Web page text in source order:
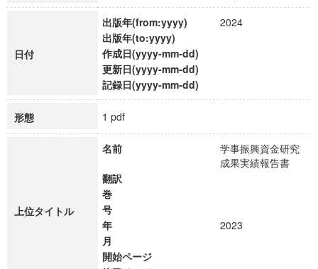
日付
出版年(from:yyyy)
2024
出版年(to:yyyy)
作成日(yyyy-mm-dd)
更新日(yyyy-mm-dd)
記録日(yyyy-mm-dd)
形態 1 pdf
上位タイトル
名前
学事振興資金研究
成果実績報告書
翻訳
巻
号
年
2023
月
開始ページ